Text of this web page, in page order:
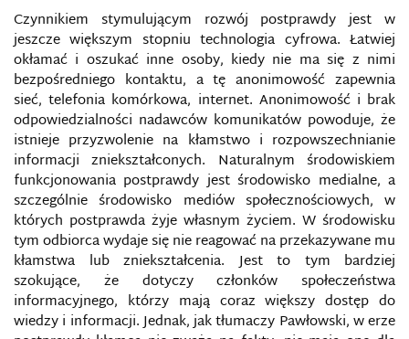
Czynnikiem stymulującym rozwój postprawdy jest w
jeszcze większym stopniu technologia cyfrowa. Łatwiej
okłamać i oszukać inne osoby, kiedy nie ma się z nimi
bezpośredniego kontaktu, a tę anonimowość zapewnia
sieć, telefonia komórkowa, internet. Anonimowość i brak
odpowiedzialności nadawców komunikatów powoduje, że
istnieje przyzwolenie na kłamstwo i rozpowszechnianie
informacji zniekształconych. Naturalnym środowiskiem
funkcjonowania postprawdy jest środowisko medialne, a
szczególnie środowisko mediów społecznościowych, w
których postprawda żyje własnym życiem. W środowisku
tym odbiorca wydaje się nie reagować na przekazywane mu
kłamstwa lub zniekształcenia. Jest to tym bardziej
szokujące, że dotyczy członków społeczeństwa
informacyjnego, którzy mają coraz większy dostęp do
wiedzy i informacji. Jednak, jak tłumaczy Pawłowski, w erze
MEDIALNA WOJNA ROSJI
MEDIALNE RELACJE WOJENNE
MEM INTERNETOWY
METODY PRZECIWDZIAŁANIA TECHNOLOGIOM
MANIPULACYJNYM W SIECIACH
SPOŁECZNOŚCIOWYCH
METODY WALKI INFORMACYJNEJ W MEDIACH
ELEKTRONICZNYCH
METODY WALKI Z INFORMACJĄ W
ELEKTRONICZNYCH ŚRODKACH MASOWEGO
PRZEKAZU